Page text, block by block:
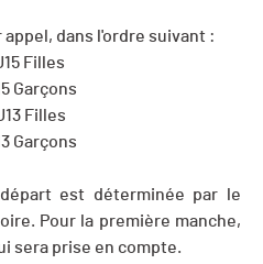
dans l'ordre suivant :
Filles
Garçons
Filles
Garçons
est déterminée par le
Pour la première manche,
sera prise en compte.